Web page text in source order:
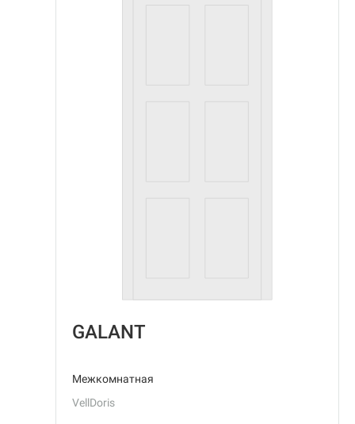
GALANT
Межкомнатная
VellDoris